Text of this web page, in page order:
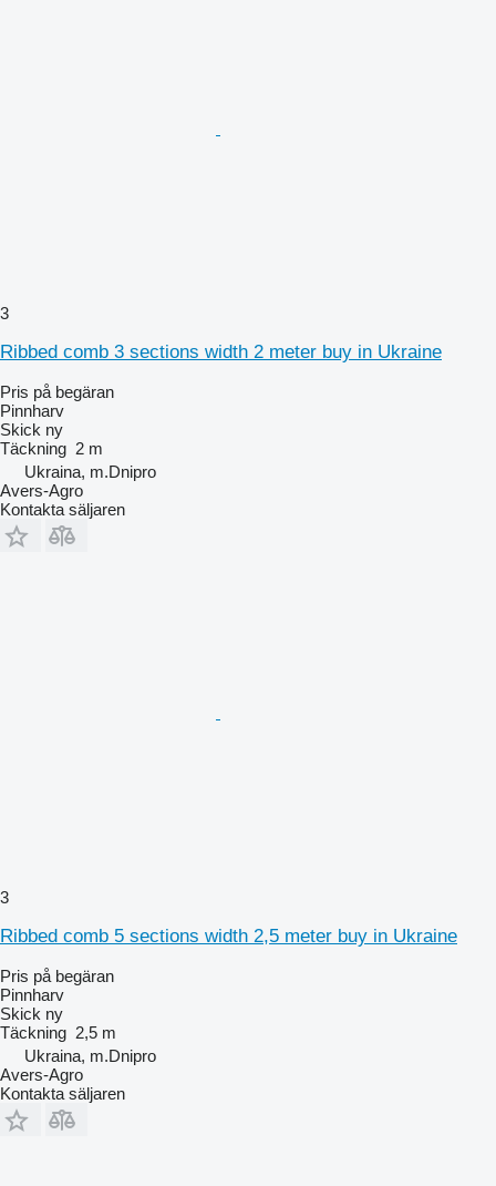
3
Ribbed comb 3 sections width 2 meter buy in Ukraine
Pris på begäran
Pinnharv
Skick ny
Täckning 2 m
Ukraina, m.Dnipro
Avers-Agro
Kontakta säljaren
3
Ribbed comb 5 sections width 2,5 meter buy in Ukraine
Pris på begäran
Pinnharv
Skick ny
Täckning 2,5 m
Ukraina, m.Dnipro
Avers-Agro
Kontakta säljaren